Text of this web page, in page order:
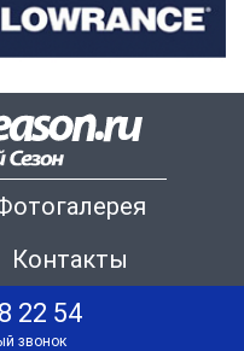
Контакты
22 54
звонок